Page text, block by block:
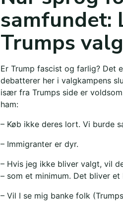
samfundet:
Trumps
Er Trump fascist og farlig? Det
debatterer her i valgkampens
især fra Trumps side er
ham:
– Køb ikke deres lort. Vi burde
– Immigranter er dyr.
– Hvis jeg ikke bliver valgt, vil
– som et minimum. Det bliver
– Vil I se mig banke folk